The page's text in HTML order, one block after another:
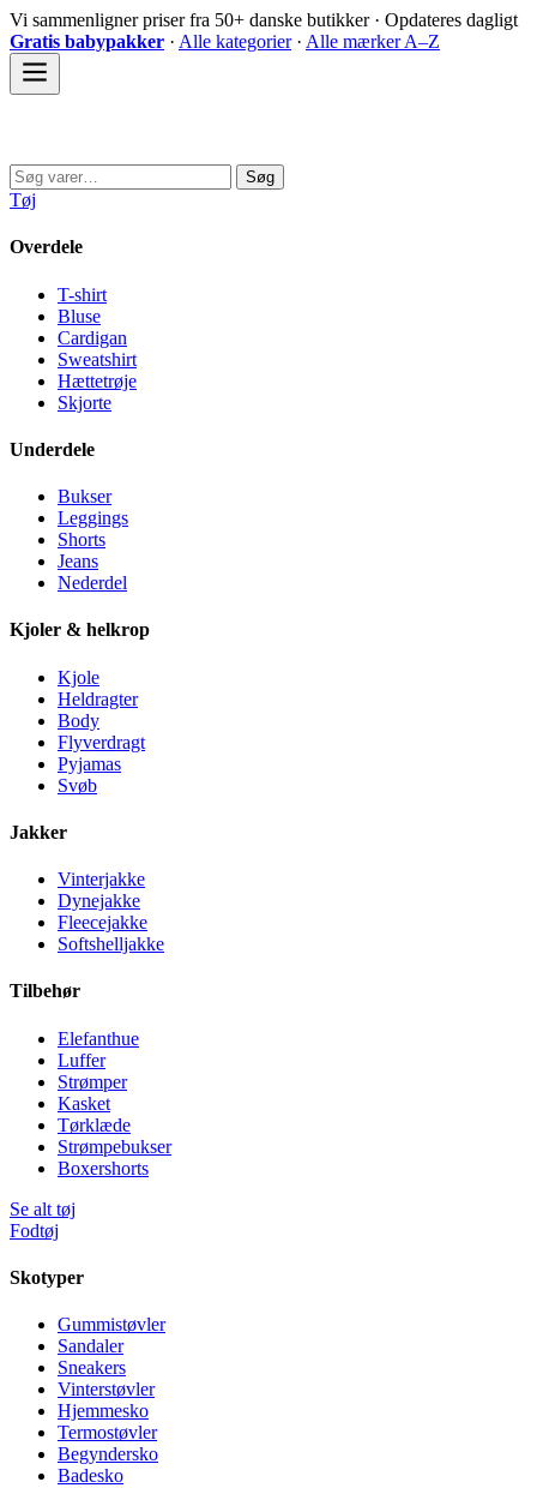
Spring
til
indhold
Vi sammenligner priser fra 50+ danske butikker · Opdateres dagligt
Gratis babypakker · Alle kategorier· Alle mærker A–Z
Søg
efter:
Søg
Tøj
Overdele
T-shirt
Bluse
Cardigan
Sweatshirt
Hættetrøje
Skjorte
Underdele
Bukser
Leggings
Shorts
Jeans
Nederdel
Kjoler & helkrop
Kjole
Heldragter
Body
Flyverdragt
Pyjamas
Svøb
Jakker
Vinterjakke
Dynejakke
Fleecejakke
Softshelljakke
Tilbehør
Elefanthue
Luffer
Strømper
Kasket
Tørklæde
Strømpebukser
Boxershorts
Se alt tøj
Fodtøj
Skotyper
Gummistøvler
Sandaler
Sneakers
Vinterstøvler
Hjemmesko
Termostøvler
Begyndersko
Badesko